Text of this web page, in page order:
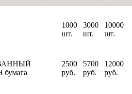
1000
шт.
3000
шт.
10000
шт.
бумага
2500
руб.
5700
руб.
12000
руб.